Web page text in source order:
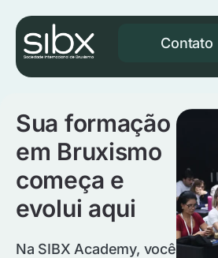
Contato
Sua formação
em Bruxismo
começa e
evolui aqui
Na SIBX Academy, você